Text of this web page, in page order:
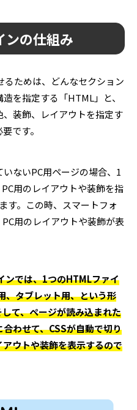
ンの仕組み
ためは、どんなセクション
を指定する「HTML」と、
装飾、レイアウトを指定す
です。
ないPC用ページの場合、1
用のレイアウトや装飾を指
す。この時、スマートフォ
用のレイアウトや装飾が表
ンでは、1つのHTMLファイ
、タブレット用、という形
て、ページが読み込まれた
わせて、CSSが自動で切り
ウトや装飾を表示するので